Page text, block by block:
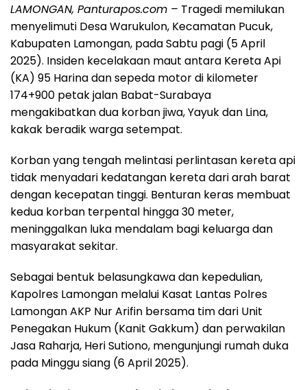
LAMONGAN, Panturapos.com – Tragedi memilukan
menyelimuti Desa Warukulon, Kecamatan Pucuk,
Kabupaten Lamongan, pada Sabtu pagi (5 April
2025). Insiden kecelakaan maut antara Kereta Api
(KA) 95 Harina dan sepeda motor di kilometer
174+900 petak jalan Babat-Surabaya
mengakibatkan dua korban jiwa, Yayuk dan Lina,
kakak beradik warga setempat.
Korban yang tengah melintasi perlintasan kereta api
tidak menyadari kedatangan kereta dari arah barat
dengan kecepatan tinggi. Benturan keras membuat
kedua korban terpental hingga 30 meter,
meninggalkan luka mendalam bagi keluarga dan
masyarakat sekitar.
Sebagai bentuk belasungkawa dan kepedulian,
Kapolres Lamongan melalui Kasat Lantas Polres
Lamongan AKP Nur Arifin bersama tim dari Unit
Penegakan Hukum (Kanit Gakkum) dan perwakilan
Jasa Raharja, Heri Sutiono, mengunjungi rumah duka
pada Minggu siang (6 April 2025).